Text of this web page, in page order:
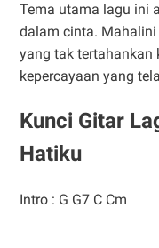
Tema utama lagu ini
dalam cinta.
yang tak tertahankan
kepercayaan yang
Kunci Gitar
Hatiku
Intro : G G7 C Cm